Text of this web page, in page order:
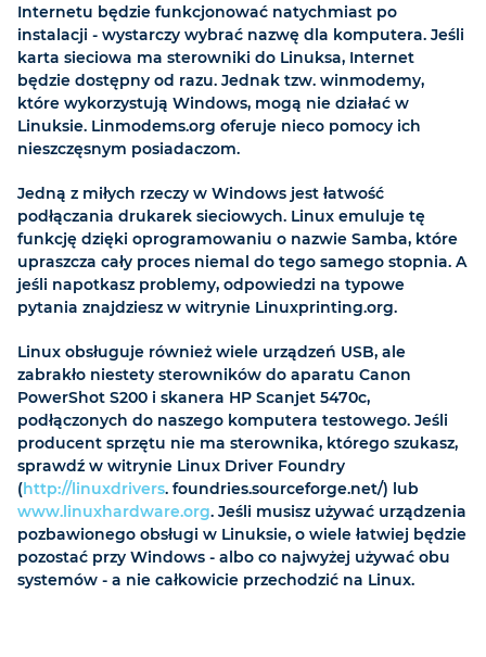
Internetu będzie funkcjonować natychmiast po
instalacji - wystarczy wybrać nazwę dla komputera. Jeśli
karta sieciowa ma sterowniki do Linuksa, Internet
będzie dostępny od razu. Jednak tzw. winmodemy,
które wykorzystują Windows, mogą nie działać w
Linuksie. Linmodems.org oferuje nieco pomocy ich
nieszczęsnym posiadaczom.
Jedną z miłych rzeczy w Windows jest łatwość
podłączania drukarek sieciowych. Linux emuluje tę
funkcję dzięki oprogramowaniu o nazwie Samba, które
upraszcza cały proces niemal do tego samego stopnia. A
jeśli napotkasz problemy, odpowiedzi na typowe
pytania znajdziesz w witrynie Linuxprinting.org.
Linux obsługuje również wiele urządzeń USB, ale
zabrakło niestety sterowników do aparatu Canon
PowerShot S200 i skanera HP Scanjet 5470c,
podłączonych do naszego komputera testowego. Jeśli
producent sprzętu nie ma sterownika, którego szukasz,
sprawdź w witrynie Linux Driver Foundry
(http://linuxdrivers. foundries.sourceforge.net/) lub
www.linuxhardware.org. Jeśli musisz używać urządzenia
pozbawionego obsługi w Linuksie, o wiele łatwiej będzie
pozostać przy Windows - albo co najwyżej używać obu
systemów - a nie całkowicie przechodzić na Linux.